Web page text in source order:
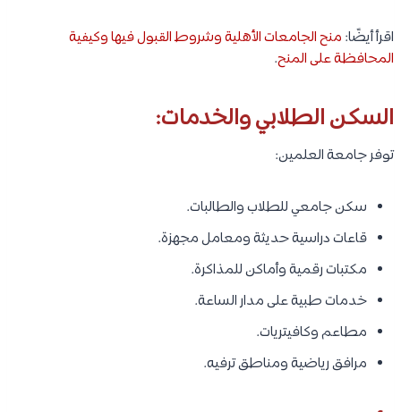
اقرأ أيضًا: منح الجامعات الأهلية وشروط القبول فيها وكيفية
المحافظة على المنح.
السكن الطلابي والخدمات:
توفر جامعة العلمين:
سكن جامعي للطلاب والطالبات.
قاعات دراسية حديثة ومعامل مجهزة.
مكتبات رقمية وأماكن للمذاكرة.
خدمات طبية على مدار الساعة.
مطاعم وكافيتريات.
مرافق رياضية ومناطق ترفيه.